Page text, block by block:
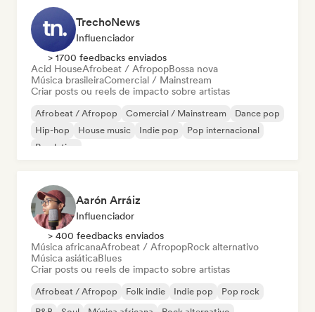
TrechoNews
Influenciador
> 1700 feedbacks enviados
Acid HouseAfrobeat / AfropopBossa nova
Música brasileiraComercial / Mainstream
Criar posts ou reels de impacto sobre artistas
Afrobeat / Afropop Comercial / Mainstream
Dance pop
Hip-hop
House music Indie pop
Pop internacional
Pop latino
Aarón Arráiz
Influenciador
> 400 feedbacks enviados
Música africanaAfrobeat / AfropopRock alternativo
Música asiáticaBlues
Criar posts ou reels de impacto sobre artistas
Afrobeat / Afropop Folk indie Indie pop
Pop rock